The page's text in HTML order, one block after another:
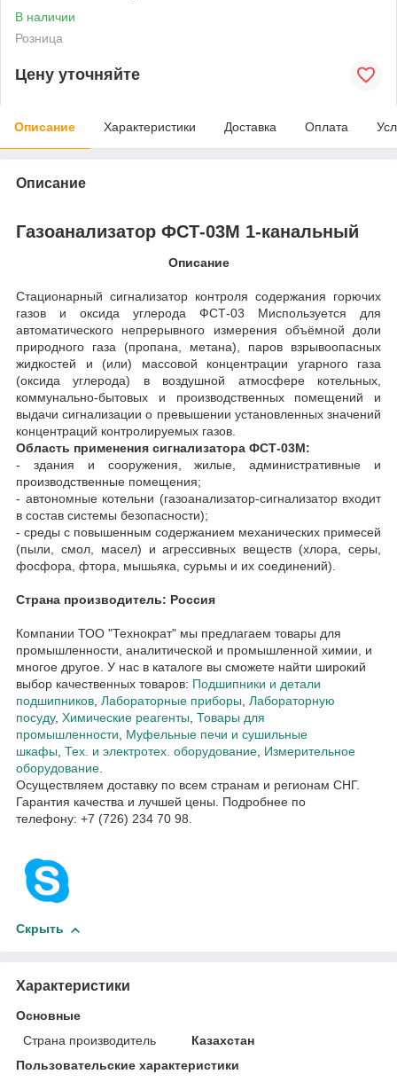
В наличии
Розница
Цену уточняйте
Описание Характеристики Доставка Оплата
Описание
Газоанализатор ФСТ-03М 1-канальный
Описание
Стационарный сигнализатор контроля содержания горючих
газов и оксида углерода ФСТ-03 Миспользуется для
автоматического непрерывного измерения объёмной доли
природного газа (пропана, метана), паров взрывоопасных
жидкостей и (или) массовой концентрации угарного газа
(оксида углерода) в воздушной атмосфере котельных,
коммунально-бытовых и производственных помещений и
выдачи сигнализации о превышении установленных значений
концентраций контролируемых газов.
Область применения сигнализатора ФСТ-03М:
- здания и сооружения, жилые, административные и
производственные помещения;
- автономные котельни (газоанализатор-сигнализатор входит
в состав системы безопасности);
- среды с повышенным содержанием механических примесей
(пыли, смол, масел) и агрессивных веществ (хлора, серы,
фосфора, фтора, мышьяка, сурьмы и их соединений).
Страна производитель: Россия
Компании ТОО "Технократ" мы предлагаем товары для
промышленности, аналитической и промышленной химии, и
многое другое. У нас в каталоге вы сможете найти широкий
выбор качественных товаров: Подшипники и детали
подшипников, Лабораторные приборы, Лабораторную
посуду, Химические реагенты, Товары для
промышленности, Муфельные печи и сушильные
шкафы, Тех. и электротех. оборудование, Измерительное
оборудование.
Осуществляем доставку по всем странам и регионам СНГ.
Гарантия качества и лучшей цены. Подробнее по
телефону: +7 (726) 234 70 98.
Скрыть
Характеристики
Основные
Страна производитель
Казахстан
Пользовательские характеристики